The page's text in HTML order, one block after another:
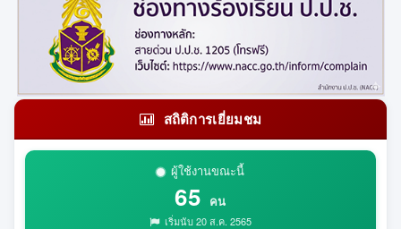
สถิติการเยี่ยมชม
ผู้ใช้งานขณะนี้
65 คน
เริ่มนับ 20 ส.ค. 2565